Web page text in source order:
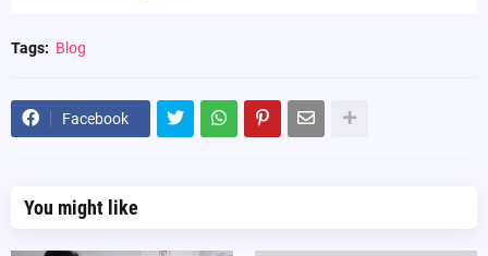
Tags: Blog
Facebook
You might like